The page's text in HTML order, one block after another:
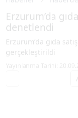
Erzurum’da
denetlendi
Erzurum’da gıda
gerçekleştirildi
Yayınlanma Tarihi: